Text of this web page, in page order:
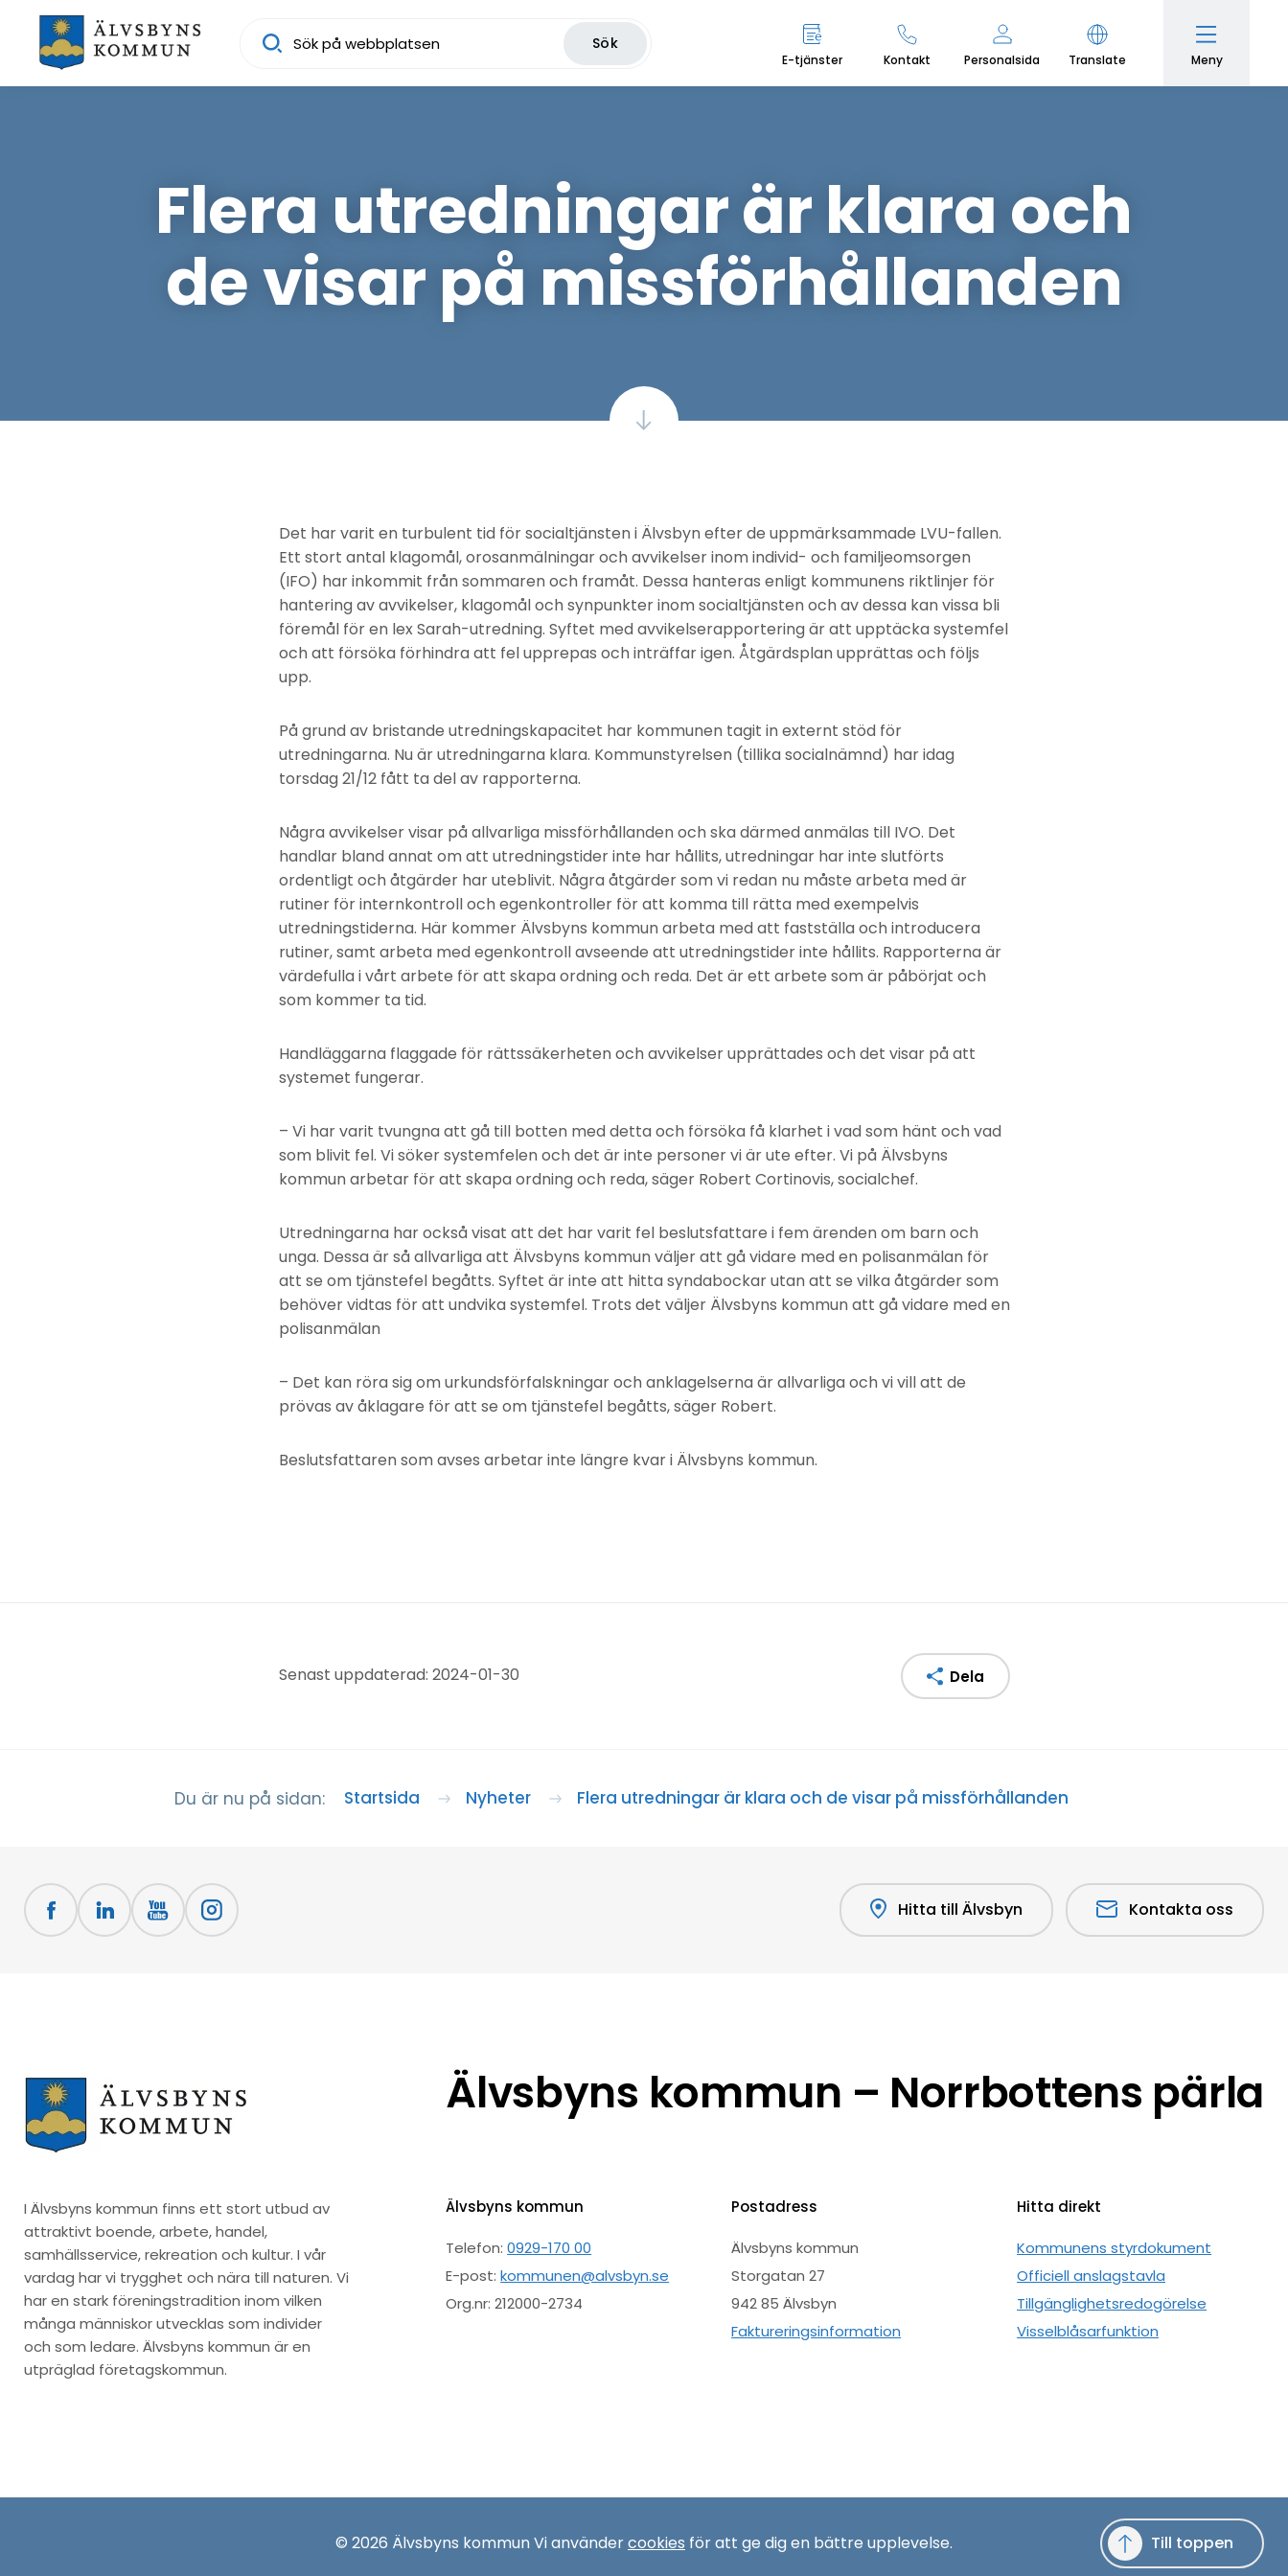
Sök
E-tjänster Kontakt Personalsida Translate Meny
Flera utredningar är klara och
de visar på missförhållanden
Det har varit en turbulent tid för socialtjänsten i Älvsbyn efter de uppmärksammade LVU-fallen.
Ett stort antal klagomål, orosanmälningar och avvikelser inom individ- och familjeomsorgen
(IFO) har inkommit från sommaren och framåt. Dessa hanteras enligt kommunens riktlinjer för
hantering av avvikelser, klagomål och synpunkter inom socialtjänsten och av dessa kan vissa bli
föremål för en lex Sarah-utredning. Syftet med avvikelserapportering är att upptäcka systemfel
och att försöka förhindra att fel upprepas och inträffar igen. Åtgärdsplan upprättas och följs
upp.
På grund av bristande utredningskapacitet har kommunen tagit in externt stöd för
utredningarna. Nu är utredningarna klara. Kommunstyrelsen (tillika socialnämnd) har idag
torsdag 21/12 fått ta del av rapporterna.
Några avvikelser visar på allvarliga missförhållanden och ska därmed anmälas till IVO. Det
handlar bland annat om att utredningstider inte har hållits, utredningar har inte slutförts
ordentligt och åtgärder har uteblivit. Några åtgärder som vi redan nu måste arbeta med är
rutiner för internkontroll och egenkontroller för att komma till rätta med exempelvis
utredningstiderna. Här kommer Älvsbyns kommun arbeta med att fastställa och introducera
rutiner, samt arbeta med egenkontroll avseende att utredningstider inte hållits. Rapporterna är
värdefulla i vårt arbete för att skapa ordning och reda. Det är ett arbete som är påbörjat och
som kommer ta tid.
Handläggarna flaggade för rättssäkerheten och avvikelser upprättades och det visar på att
systemet fungerar.
– Vi har varit tvungna att gå till botten med detta och försöka få klarhet i vad som hänt och vad
som blivit fel. Vi söker systemfelen och det är inte personer vi är ute efter. Vi på Älvsbyns
kommun arbetar för att skapa ordning och reda, säger Robert Cortinovis, socialchef.
Utredningarna har också visat att det har varit fel beslutsfattare i fem ärenden om barn och
unga. Dessa är så allvarliga att Älvsbyns kommun väljer att gå vidare med en polisanmälan för
att se om tjänstefel begåtts. Syftet är inte att hitta syndabockar utan att se vilka åtgärder som
behöver vidtas för att undvika systemfel. Trots det väljer Älvsbyns kommun att gå vidare med en
polisanmälan
– Det kan röra sig om urkundsförfalskningar och anklagelserna är allvarliga och vi vill att de
prövas av åklagare för att se om tjänstefel begåtts, säger Robert.
Beslutsfattaren som avses arbetar inte längre kvar i Älvsbyns kommun.
Senast uppdaterad: 2024-01-30 Dela
Du är nu på sidan: Startsida Nyheter Flera utredningar är klara och de visar på missförhållanden
Hitta till Älvsbyn Kontakta oss
I Älvsbyns kommun finns ett stort utbud av
attraktivt boende, arbete, handel,
samhällsservice, rekreation och kultur. I vår
vardag har vi trygghet och nära till naturen. Vi
har en stark föreningstradition inom vilken
många människor utvecklas som individer
och som ledare. Älvsbyns kommun är en
utpräglad företagskommun.
Älvsbyns kommun – Norrbottens pärla
Älvsbyns kommun
Telefon:0929-170 00
E-post:kommunen@alvsbyn.se
Org.nr: 212000-2734
Postadress
Älvsbyns kommun
Storgatan 27
942 85 Älvsbyn
Faktureringsinformation
Hitta direkt
Kommunens styrdokument
Officiell anslagstavla
Tillgänglighetsredogörelse
Visselblåsarfunktion
© 2026 Älvsbyns kommun Vi användercookies för att ge dig en bättre upplevelse. Till toppen